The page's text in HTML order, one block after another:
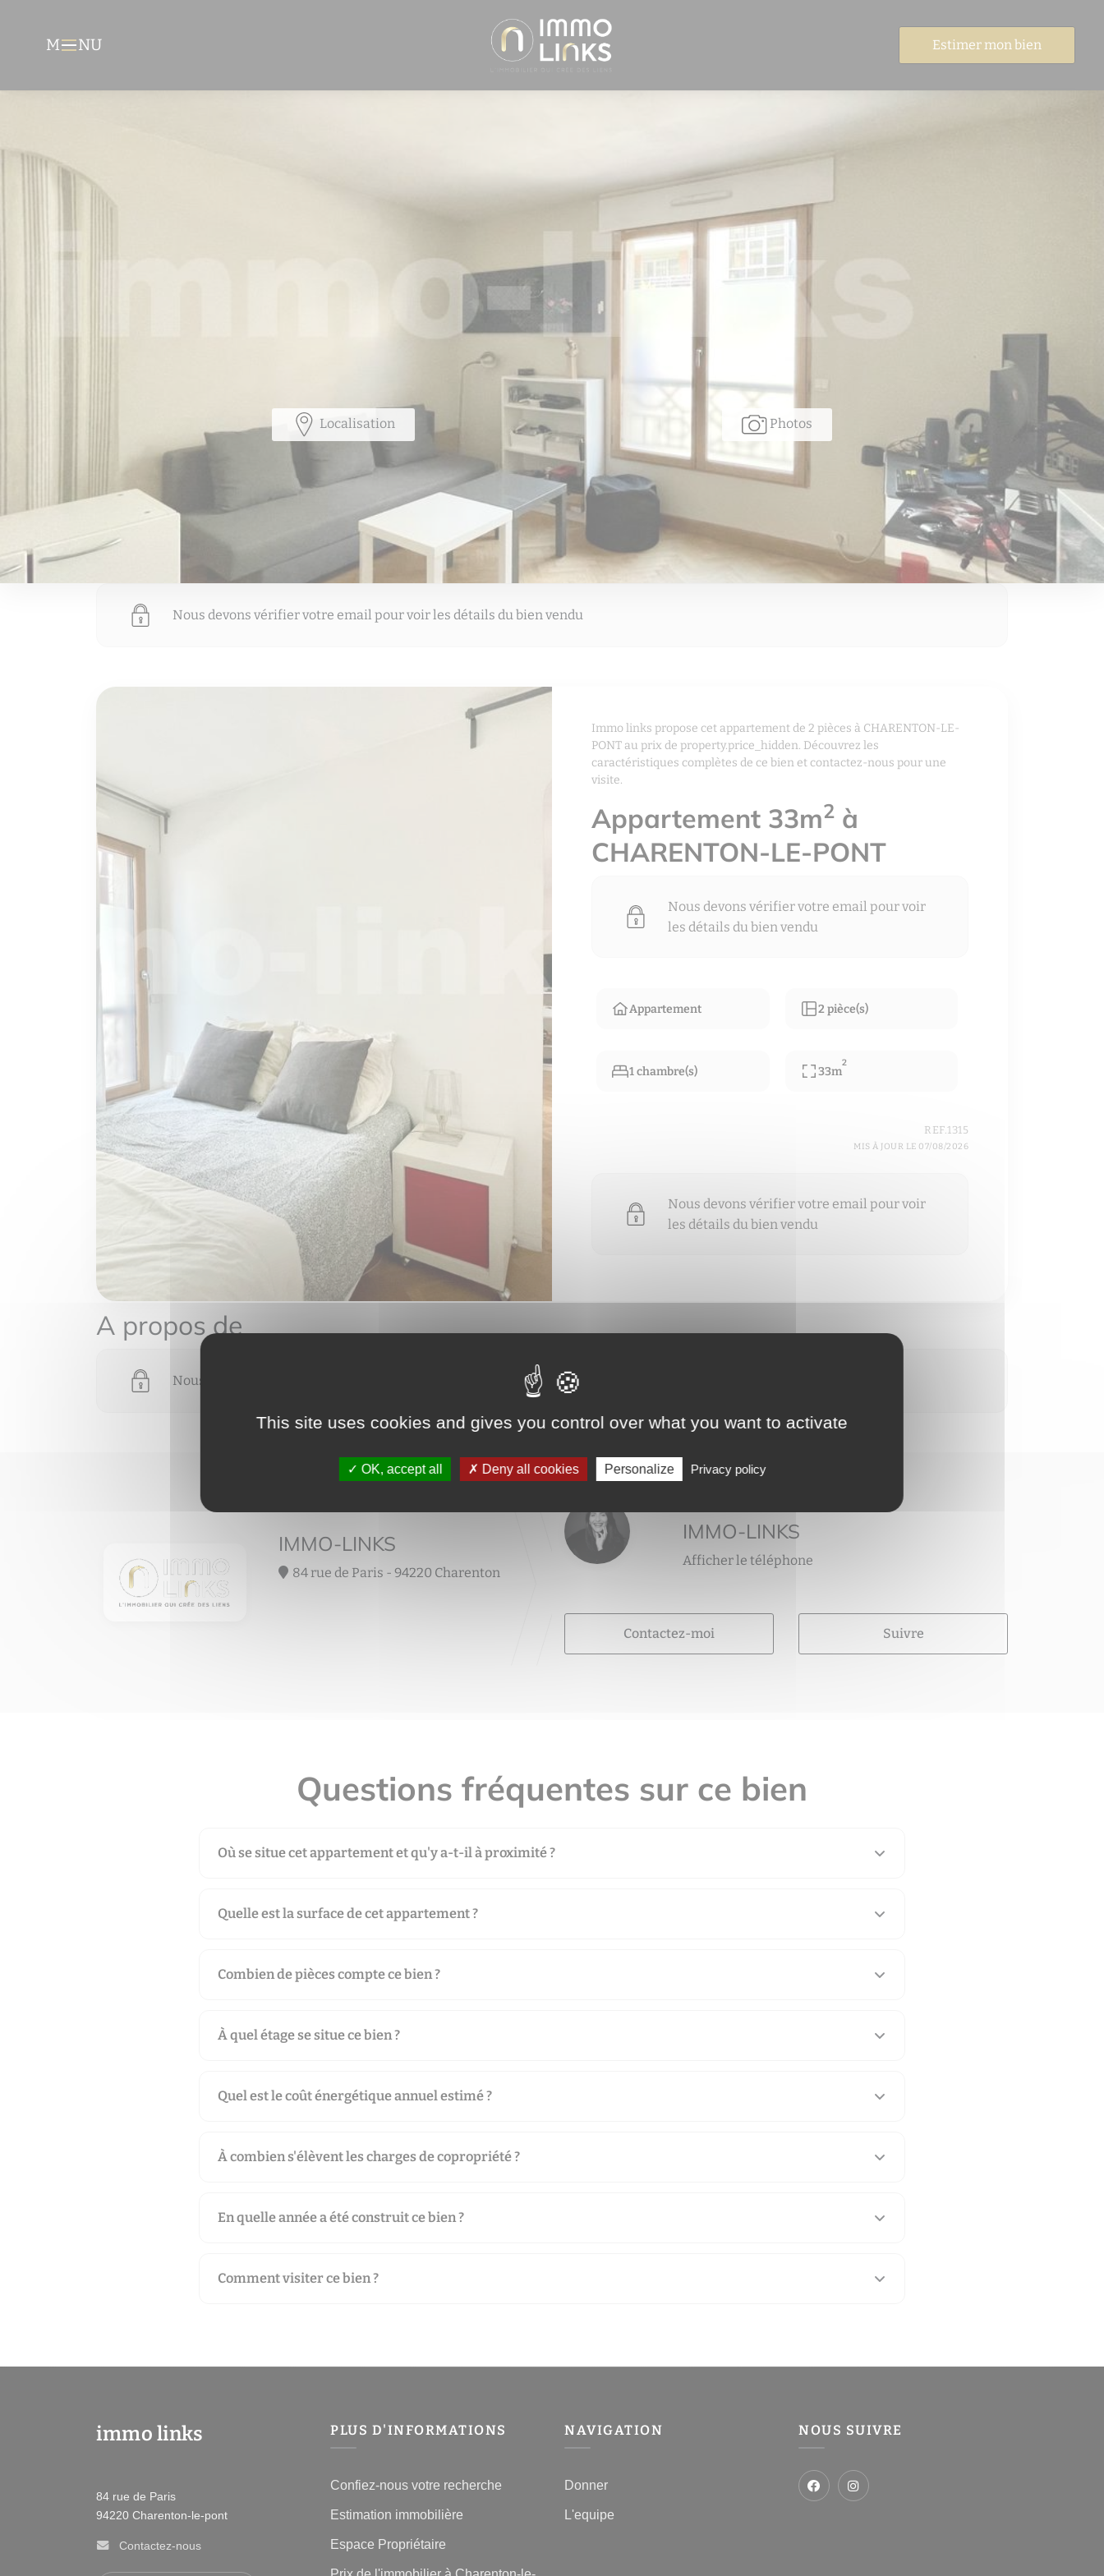
M
Menu
NU Estimer mon bien
Photos
Localisation
Nous devons vérifier votre email pour voir les détails du bien vendu
Immo links propose cet appartement de 2 pièces à CHARENTON-LE-
PONT au prix de property.price_hidden. Découvrez les
caractéristiques complètes de ce bien et contactez-nous pour une
visite.
Appartement 33m2 à
CHARENTON-LE-PONT
Nous devons vérifier votre email pour voir
les détails du bien vendu
Appartement 2 pièce(s)
1 chambre(s) 33m
2
REF.1315
MIS À JOUR LE 07/08/2026
Nous devons vérifier votre email pour voir
les détails du bien vendu
A propos de
Nous devons vérifier votre email pour voir les détails du bien vendu
IMMO-LINKS
84 rue de Paris - 94220 Charenton
IMMO-LINKS
Afficher le téléphone
Contactez-moi Suivre
Questions fréquentes sur ce bien
Où se situe cet appartement et qu'y a-t-il à proximité ?
Quelle est la surface de cet appartement ?
Combien de pièces compte ce bien ?
À quel étage se situe ce bien ?
Quel est le coût énergétique annuel estimé ?
À combien s'élèvent les charges de copropriété ?
En quelle année a été construit ce bien ?
Comment visiter ce bien ?
immo links
84 rue de Paris
94220 Charenton-le-pont
Contactez-nous
PLUS D'INFORMATIONS
Confiez-nous votre recherche
Estimation immobilière
Espace Propriétaire
NAVIGATION
Donner
L'equipe
NOUS SUIVRE
This site uses cookies and gives you control over what you want to activate
OK, accept all Deny all cookies Personalize Privacy policy